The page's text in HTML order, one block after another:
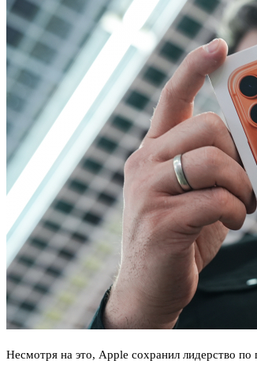
Несмотря на это, Apple сохранил лидерство